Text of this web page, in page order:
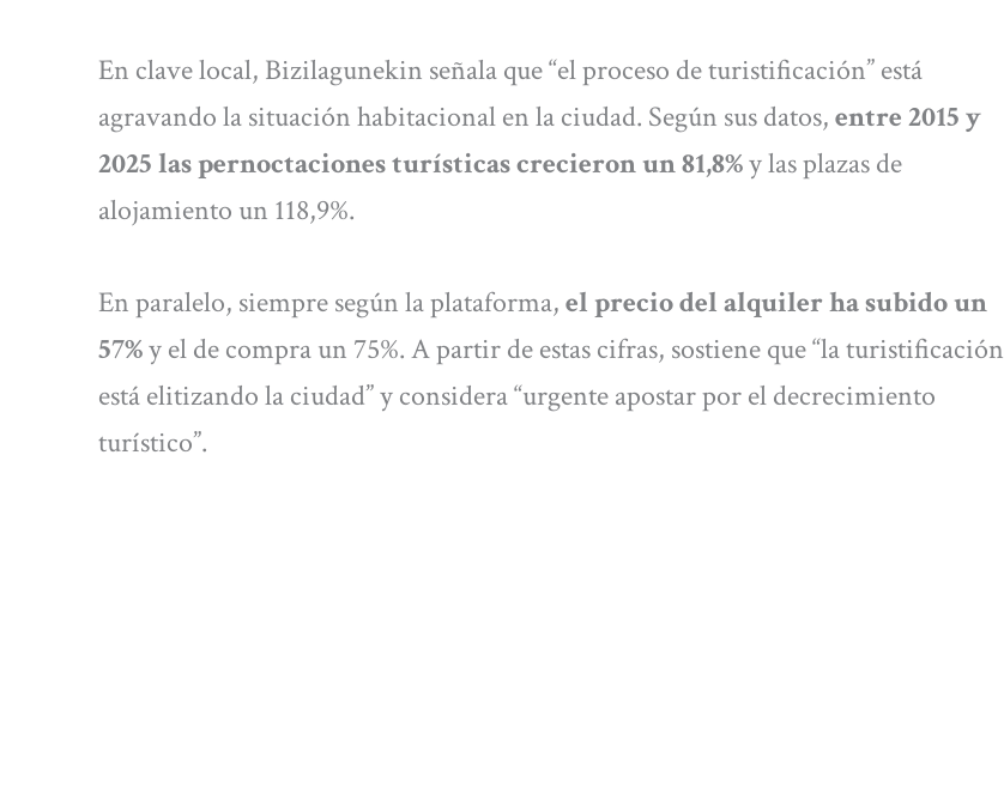
En clave local, Bizilagunekin señala que “el proceso de turistificación” está
agravando la situación habitacional en la ciudad. Según sus datos,entre 2015 y
2025 las pernoctaciones turísticas crecieron un 81,8%y las plazas de
alojamiento un 118,9%.
En paralelo, siempre según la plataforma,el precio del alquiler ha subido un
57%y el de compra un 75%. A partir de estas cifras, sostiene que “la turistificación
está elitizando la ciudad” y considera “urgente apostar por el decrecimiento
turístico”.